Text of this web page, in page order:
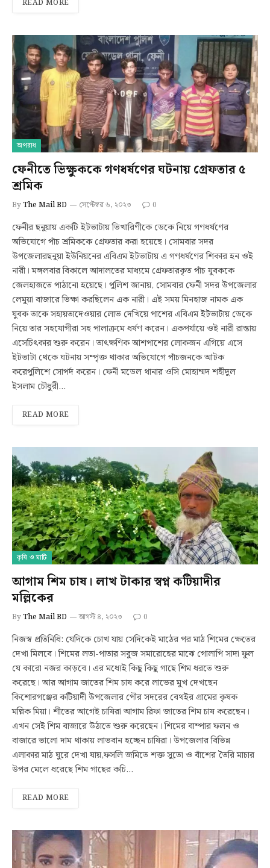
READ MORE
অপরাধ
ফেনীতে ভিক্ষুককে গণধর্ষণের ঘটনায় গ্রেফতার ৫
শ্রমিক
ByThe Mail BD সেপ্টেম্বর ৬, ২০২৩ 0
ফেনীর ছনুয়ায় একটি ইটভাটায় ভিখারিণীকে ডেকে নিয়ে গণধর্ষণের
অভিযোগে পাঁচ শ্রমিককে গ্রেফতার করা হয়েছে। সোমবার সদর
উপজেলারছনুয়া ইউনিয়নের এবিএম ইটভাটায় এ গণধর্ষণের শিকার হন ওই
নারী। মঙ্গলবার বিকালে আদালতের মাধ্যমে গ্রেফতারকৃত পাঁচ যুবককে
জেলহাজতে পাঠানো হয়েছে। পুলিশ জানায়, সোমবার ফেনী সদর উপজেলার
লেমুয়া বাজারে ভিক্ষা করছিলেন এক নারী। এই সময় মিনহাজ নামক এক
যুবক তাকে সহায়তাদেওয়ার লোভ দেখিয়ে পাশের এবিএম ইটভাটায় ডেকে
নিয়ে তার সহযোগীরা সহ পালাক্রমে ধর্ষণ করেন। একপর্যায়ে ওই নারী রাস্তায়
এসেচিৎকার শুরু করেন। তাৎক্ষণিক আশপাশের লোকজন এগিয়ে এসে
ইটভাটা থেকে ঘটনায় সম্পৃক্ত থাকার অভিযোগে পাঁচজনকে আটক
করেপুলিশে সোপর্দ করেন। ফেনী মডেল থানার ওসি মোহাম্মদ শহীদুল
ইসলাম চৌধুরী…
READ MORE
কৃষি ও মাটি
আগাম শিম চাষ। লাখ টাকার স্বপ্ন কটিয়াদীর
মল্লিকের
ByThe Mail BD আগস্ট ৪, ২০২৩ 0
নিজস্ব প্রতিনিধি: যেদিকে চোখ যায় সেদিকেই মাঠের পর মাঠ শিমের ক্ষেতের
দেখা মিলবে। শিমের লতা-পাতার সবুজ সমারোহের মাঝে গোলাপি সাদা ফুল
যে কারো নজর কাড়বে। এর মধ্যেই কিছু কিছু গাছে শিম ধরতে শুরু
করেছে। আর আগাম জাতের শিম চাষ করে লাভের মুখ দেখছেন
কিশোরগঞ্জের কটিয়াদী উপজেলার পৌর সদরের বেথইর গ্রামের কৃষক
মল্লিক মিয়া। শীতের আগেই চাষিরা আগাম রিফা জাতের শিম চাষ করেছেন।
এখন সেই শিম বাজারে উঠাতে শুরু করেছেন। শিমের বাম্পার ফলন ও
বাজারে ভালো দাম থাকায় লাভবান হচ্ছেন চাষিরা। উপজেলার বিভিন্ন
এলাকার মাঠ ঘুরে দেখা যায়,ফসলি জমিতে শক্ত সুতো ও বাঁশের তৈরি মাচার
উপর মেলে ধরেছে শিম গাছের কচি…
READ MORE